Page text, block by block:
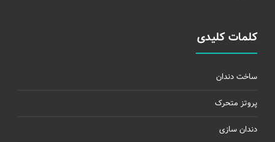
کلمات کلیدی
ساخت دندان
پروتز متحرک
دندان سازی